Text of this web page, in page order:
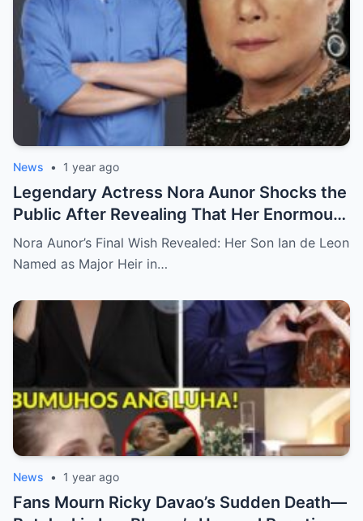
News • 1 year ago
Legendary Actress Nora Aunor Shocks the
Public After Revealing That Her Enormous
Wealth Will Go Entirely to Ian de Leon —
Here’s the Heartbreaking Reason Behind
Nora Aunor’s Final Wish Revealed: Her Son Ian de Leon
Named as Major Heir in…
News • 1 year ago
Fans Mourn Ricky Davao’s Sudden Death—